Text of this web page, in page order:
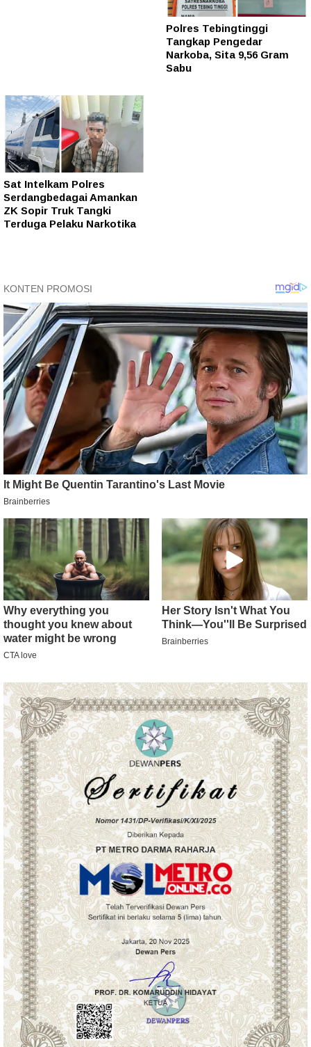
Polres Tebingtinggi
Tangkap Pengedar
Narkoba, Sita 9,56 Gram
Sabu
Sat Intelkam Polres
Serdangbedagai Amankan
ZK Sopir Truk Tangki
Terduga Pelaku Narkotika